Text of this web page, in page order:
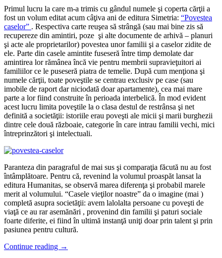
Primul lucru la care m-a trimis cu gândul numele şi coperta cărţii a
fost un volum editat acum câţiva ani de editura Simetria: “Povestea
caselor” . Respectiva carte reuşea să strângă (sau mai bine zis să
recupereze din amintiri, poze şi alte documente de arhivă – planuri
şi acte ale proprietarilor) povestea unor familii şi a caselor zidite de
ele. Parte din casele amintite fuseseră între timp demolate dar
amintirea lor rămânea încă vie pentru membrii supravieţuitori ai
familiilor ce le puseseră piatra de temelie. După cum menţiona şi
numele cărţii, toate poveştile se centrau exclusiv pe case (sau
imobile de raport dar niciodată doar apartamente), cea mai mare
parte a lor fiind construite în perioada interbelică. În mod evident
acest lucru limita poveştile la o clasa destul de restrânsa şi net
definită a societăţii: istoriile erau poveşti ale micii şi marii burghezii
dintre cele două războaie, categorie în care intrau familii vechi, mici
întreprinzători şi intelectuali.
Paranteza din paragraful de mai sus şi comparaţia făcută nu au fost
întâmplătoare. Pentru că, revenind la volumul proaspăt lansat la
editura Humanitas, se observă marea diferenţa şi probabil marele
merit al volumului. “Casele vieţilor noastre” da o imagine (mai )
completă asupra societăţii: avem lalolalta persoane cu poveşti de
viaţă ce au rar asemănări , provenind din familii şi paturi sociale
foarte diferite, ei fiind în ultimă instanţă uniţi doar prin talent şi prin
pasiunea pentru cultură.
Continue reading →